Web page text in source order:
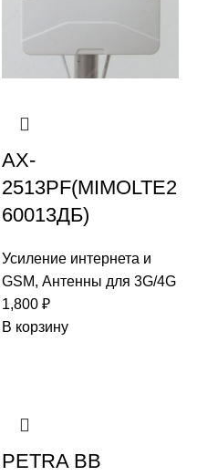
AX-
2513PF(MIMOLTE2
60013ДБ)
Усиление интернета и
GSM, Антенны для 3G/4G
1,800 ₽
В корзину
PETRA BB